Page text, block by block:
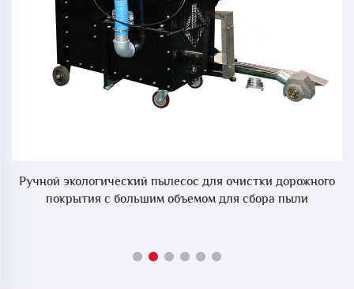
Ручной экологический пылесос для очистки дорожного
покрытия с большим объемом для сбора пыли